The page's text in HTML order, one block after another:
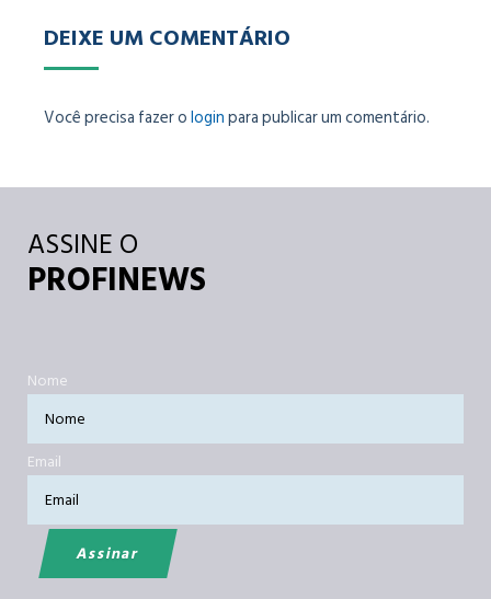
DEIXE UM COMENTÁRIO
Você precisa fazer ologinpara publicar um comentário.
ASSINE O
PROFINEWS
Nome
Email